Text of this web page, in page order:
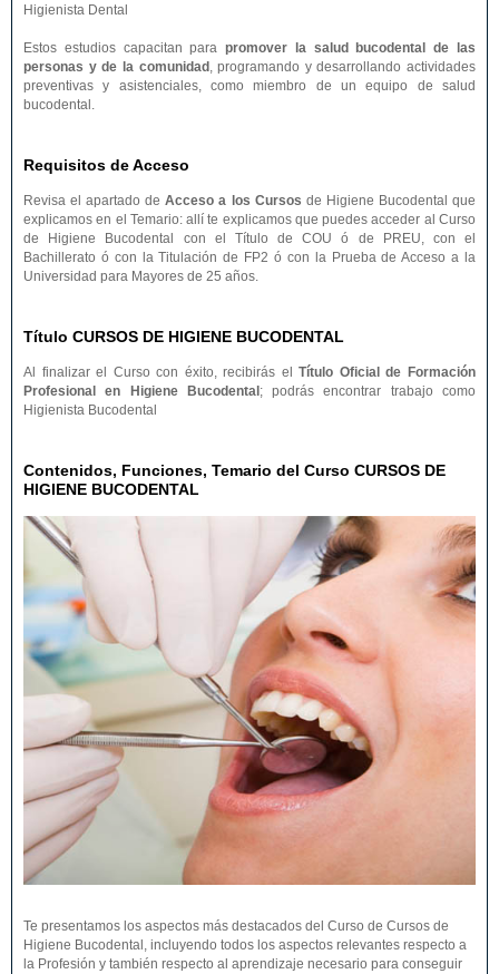
Higienista Dental
Estos estudios capacitan parapromover la salud bucodental de las
personas y de la comunidad , programando y desarrollando actividades
preventivas y asistenciales, como miembro de un equipo de salud
bucodental.
Requisitos de Acceso
Revisa el apartado deAcceso a los Cursos de Higiene Bucodental que
explicamos en el Temario: allí te explicamos que puedes acceder al Curso
de Higiene Bucodental con el Título de COU ó de PREU, con el
Bachillerato ó con la Titulación de FP2 ó con la Prueba de Acceso a la
Universidad para Mayores de 25 años.
Título CURSOS DE HIGIENE BUCODENTAL
Al finalizar el Curso con éxito, recibirás elTítulo Oficial de Formación
Profesional en Higiene Bucodental ; podrás encontrar trabajo como
Higienista Bucodental
Contenidos, Funciones, Temario del Curso CURSOS DE
HIGIENE BUCODENTAL
Te presentamos los aspectos más destacados del Curso de Cursos de
Higiene Bucodental, incluyendo todos los aspectos relevantes respecto a
la Profesión y también respecto al aprendizaje necesario para conseguir